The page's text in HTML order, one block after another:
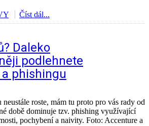
Číst dál...
Daleko
podlehnete
phishingu
roste, mám tu proto pro vás rady od
době dominuje tzv. phishing využívající
pochybení a naivity. Foto: Accenture a